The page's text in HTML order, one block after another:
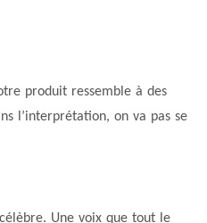
produit ressemble à des
l’interprétation, on va pas se
Une voix que tout le